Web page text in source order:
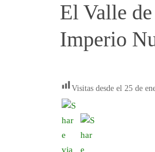
El Valle
Imperio
Visitas desde el 25 de